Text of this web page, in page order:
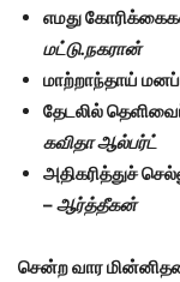
எமது
மட்டு.நகரான்
மாற்றாந்தாய்
தேடலில்
கவிதா ஆல்பர்ட்
அதிகரித்துச்
–ஆர்த்தீகன்
சென்ற வார